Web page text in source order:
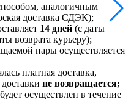
аналогичным
доставка СДЭК);
14 дней (с даты
возврата курьеру);
пары осуществляется
платная доставка,
не возвращается;
осуществлен в течение